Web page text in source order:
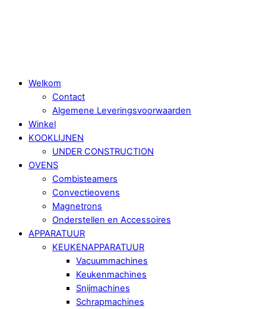
Welkom
Contact
Algemene Leveringsvoorwaarden
Winkel
KOOKLIJNEN
UNDER CONSTRUCTION
OVENS
Combisteamers
Convectieovens
Magnetrons
Onderstellen en Accessoires
APPARATUUR
KEUKENAPPARATUUR
Vacuummachines
Keukenmachines
Snijmachines
Schrapmachines